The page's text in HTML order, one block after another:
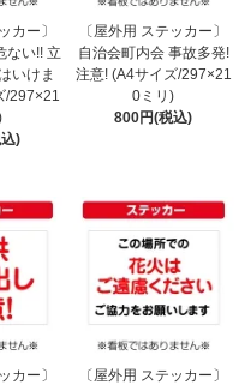
カー〕
ない!! 立
いけま
/297×21
)
〔屋外用 ステッカー〕
自治会町内会 事故多発!
注意! (A4サイズ/297×21
0ミリ)
800円(税込)
カー〕
〔屋外用 ステッカー〕